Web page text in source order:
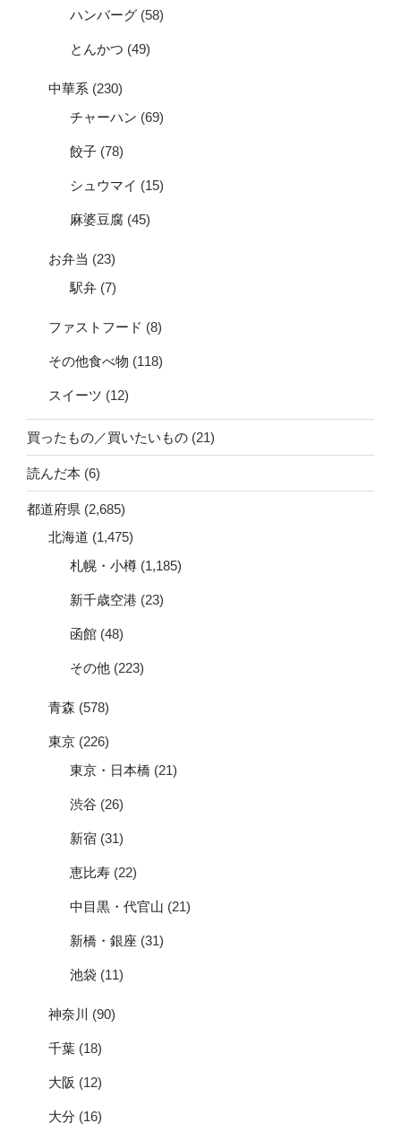
ハンバーグ (58)
とんかつ (49)
中華系 (230)
チャーハン (69)
餃子 (78)
シュウマイ (15)
麻婆豆腐 (45)
お弁当 (23)
駅弁 (7)
ファストフード (8)
その他食べ物 (118)
スイーツ (12)
買ったもの／買いたいもの (21)
読んだ本 (6)
都道府県 (2,685)
北海道 (1,475)
札幌・小樽 (1,185)
新千歳空港 (23)
函館 (48)
その他 (223)
青森 (578)
東京 (226)
東京・日本橋 (21)
渋谷 (26)
新宿 (31)
恵比寿 (22)
中目黒・代官山 (21)
新橋・銀座 (31)
池袋 (11)
神奈川 (90)
千葉 (18)
大阪 (12)
大分 (16)